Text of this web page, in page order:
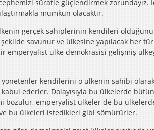
süratle güçlendirmek zorundayız.
mümkün olacaktır.
gerçek sahiplerinin kendileri
savunur ve ülkesine yapılacak her
emperyalist ülke demokrasisi gelişmiş
kendilerini o ülkenin sahibi
ederler. Dolayısıyla bu ülkelerde
bozulur, emperyalist ülkeler de bu
bu ülkeleri istedikleri gibi sömürürler.